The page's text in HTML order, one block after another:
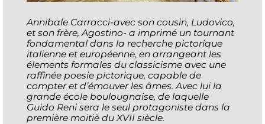
Annibale Carracci-avec son cousin, Ludovico,
et son frère, Agostino- a imprimé un tournant
fondamental dans la recherche pictorique
italienne et européenne, en arrangeant les
élements formales du classicisme avec une
raffinée poesie pictorique, capable de
compter et d’émouver les âmes. Avec lui la
grande école boulougnaise, de laquelle
Guido Reni sera le seul protagoniste dans la
première moitiè du XVII siècle.